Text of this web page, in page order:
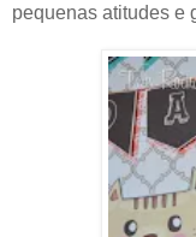
pequenas atitudes e